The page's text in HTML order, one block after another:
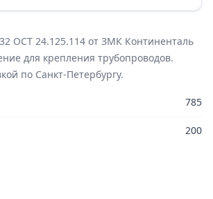
ОСТ 24.125.114 от ЗМК Континенталь
для крепления трубопроводов.
по Санкт-Петербургу.
785
200